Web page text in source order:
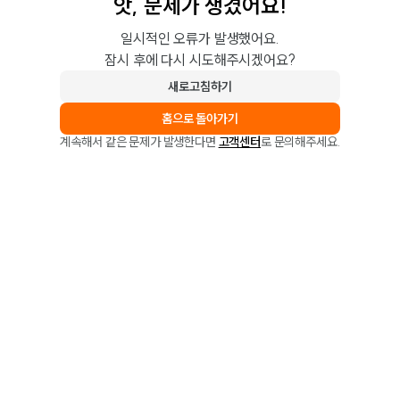
앗, 문제가 생겼어요!
일시적인 오류가 발생했어요.
잠시 후에 다시 시도해주시겠어요?
새로고침하기
홈으로 돌아가기
계속해서 같은 문제가 발생한다면 고객센터로 문의해주세요.